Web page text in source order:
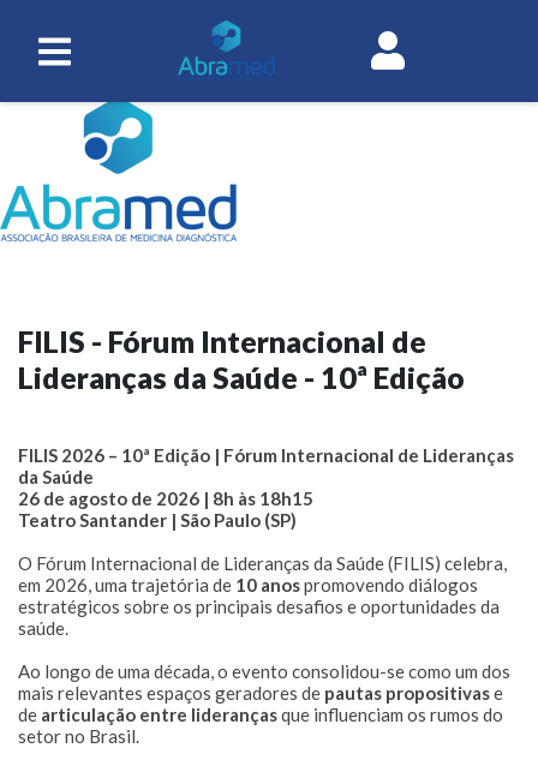
FILIS - Fórum Internacional de
Lideranças da Saúde - 10ª Edição
FILIS 2026 – 10ª Edição | Fórum Internacional de Lideranças
da Saúde
26 de agosto de 2026 | 8h às 18h15
Teatro Santander | São Paulo (SP)
O Fórum Internacional de Lideranças da Saúde (FILIS) celebra,
em 2026, uma trajetória de 10 anospromovendo diálogos
estratégicos sobre os principais desafios e oportunidades da
saúde.
Ao longo de uma década, o evento consolidou-se como um dos
mais relevantes espaços geradores de pautas propositivase
de articulação entre liderançasque influenciam os rumos do
setor no Brasil.